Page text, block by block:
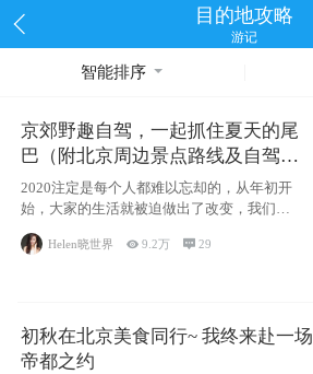
目的地攻略
游记
智能排序
京郊野趣自驾，一起抓住夏天的尾
巴（附北京周边景点路线及自驾攻
略）
2020注定是每个人都难以忘却的，从年初开
始，大家的生活就被迫做出了改变，我们也
不例外。本来双双辞职是为
Helen晓世界 9.2万 29
初秋在北京美食同行~ 我终来赴一场
帝都之约